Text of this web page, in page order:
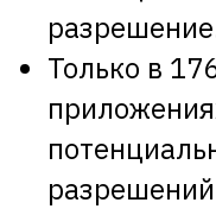
Только в